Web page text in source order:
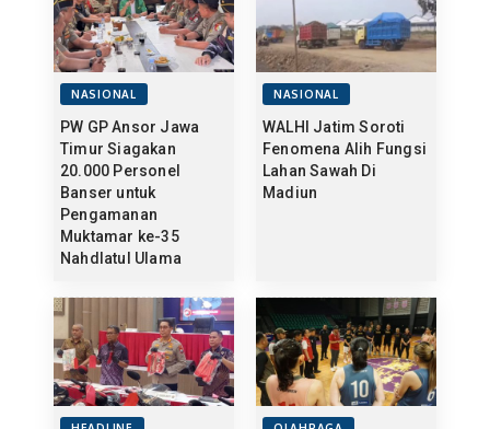
NASIONAL
PW GP Ansor Jawa
Timur Siagakan
20.000 Personel
Banser untuk
Pengamanan
Muktamar ke-35
Nahdlatul Ulama
NASIONAL
WALHI Jatim Soroti
Fenomena Alih Fungsi
Lahan Sawah Di
Madiun